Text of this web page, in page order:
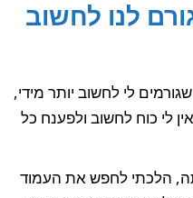
לנו לחשוב
לי לחשוב יותר מידי,
לי כוח לחשוב ולפענח כל
הלכתי לחפש את העמוד